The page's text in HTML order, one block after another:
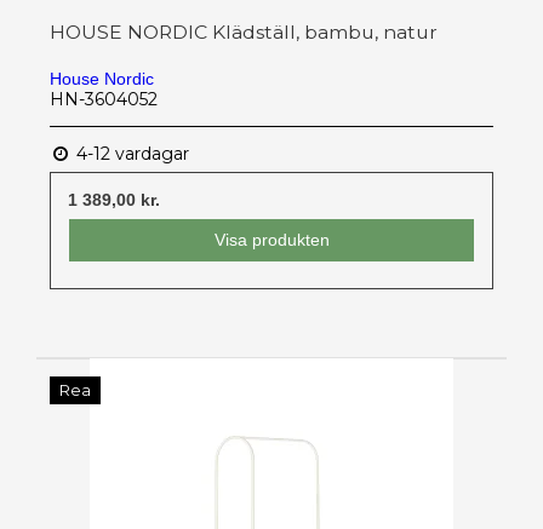
HOUSE NORDIC Klädställ, bambu, natur
House Nordic
HN-3604052
4-12 vardagar
1 389,00 kr.
Visa produkten
Rea